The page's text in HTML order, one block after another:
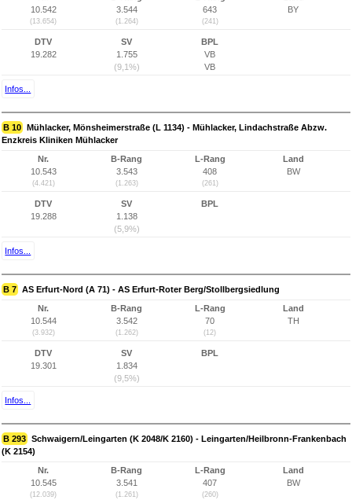
10.542
(13.654)
3.544
(1.264)
643
(241)
BY
DTV
19.282
SV
1.755
(9,1%)
BPL
VB
VB
Infos...
B 10 Mühlacker, Mönsheimerstraße (L 1134) - Mühlacker, Lindachstraße Abzw.
Enzkreis Kliniken Mühlacker
Nr.
10.543
(4.421)
B-Rang
3.543
(1.263)
L-Rang
408
(261)
Land
BW
DTV
19.288
SV
1.138
(5,9%)
BPL
Infos...
B 7 AS Erfurt-Nord (A 71) - AS Erfurt-Roter Berg/Stollbergsiedlung
Nr.
10.544
(3.932)
B-Rang
3.542
(1.262)
L-Rang
70
(12)
Land
TH
DTV
19.301
SV
1.834
(9,5%)
BPL
Infos...
B 293 Schwaigern/Leingarten (K 2048/K 2160) - Leingarten/Heilbronn-Frankenbach
(K 2154)
Nr.
10.545
(12.039)
B-Rang
3.541
(1.261)
L-Rang
407
(260)
Land
BW